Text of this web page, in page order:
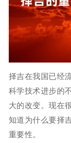
择吉在我国已经
科学技术进步的
大的改变。现在
知道为什么要择
重要性。